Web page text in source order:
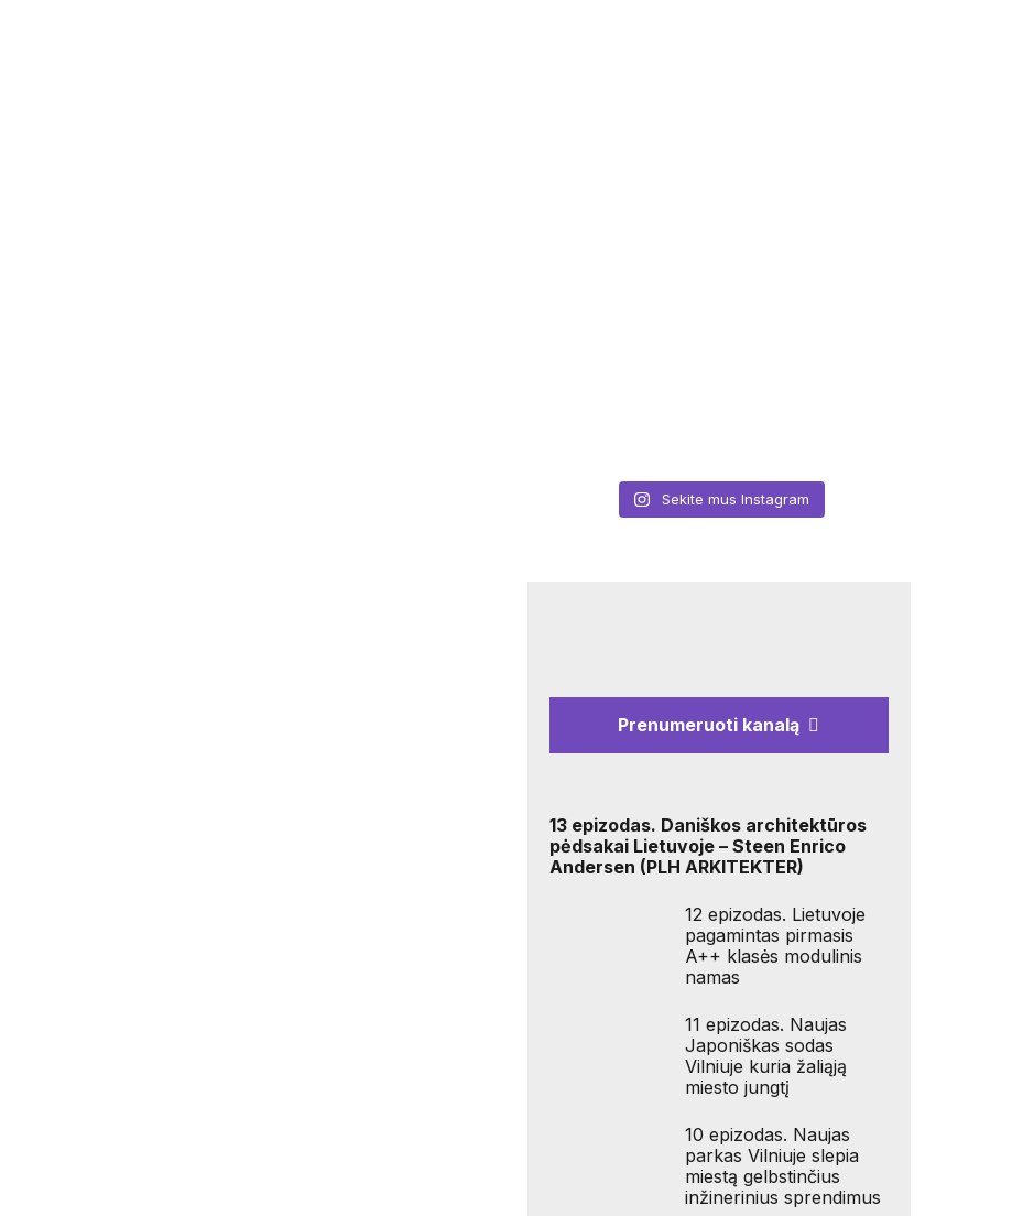
Sekite mus Instagram
Prenumeruoti kanalą
13 epizodas. Daniškos architektūros
pėdsakai Lietuvoje – Steen Enrico
Andersen (PLH ARKITEKTER)
12 epizodas. Lietuvoje
pagamintas pirmasis
A++ klasės modulinis
namas
11 epizodas. Naujas
Japoniškas sodas
Vilniuje kuria žaliąją
miesto jungtį
10 epizodas. Naujas
parkas Vilniuje slepia
miestą gelbstinčius
inžinerinius sprendimus